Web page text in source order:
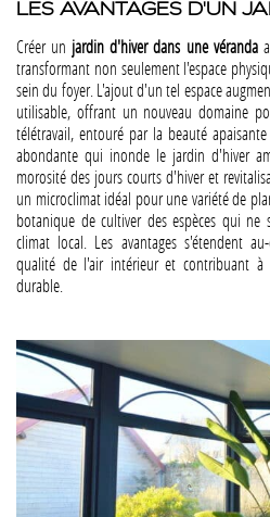
LES AVANTAGES D'UN
Créer un jardin d'hiver dans une véranda
transformant non seulement l'espace
sein du foyer. L'ajout d'un tel espace
utilisable, offrant un nouveau domaine
télétravail, entouré par la beauté
abondante qui inonde le jardin d'hiver
morosité des jours courts d'hiver et
un microclimat idéal pour une variété de
botanique de cultiver des espèces qui ne
climat local. Les avantages s'étendent
qualité de l'air intérieur et contribuant à
durable.